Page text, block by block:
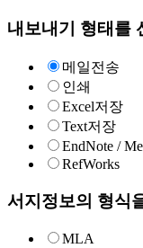
내보내기 형태를
메일전송
인쇄
Excel저장
Text저장
EndNote /
RefWorks
서지정보의 형식
MLA